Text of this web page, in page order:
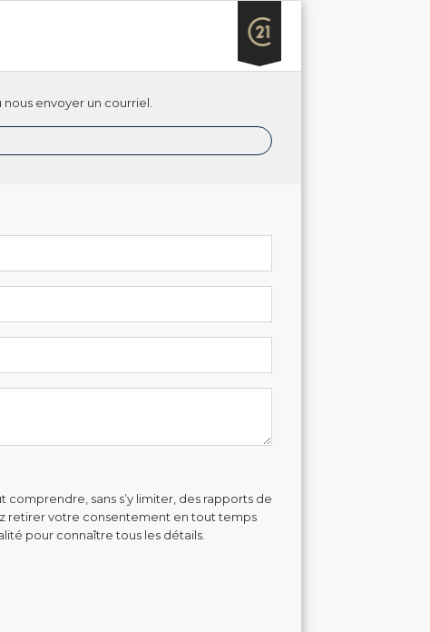
envoyer un courriel.
sans s’y limiter, des rapports de
retirer votre consentement en tout temps
pour connaître tous les détails.